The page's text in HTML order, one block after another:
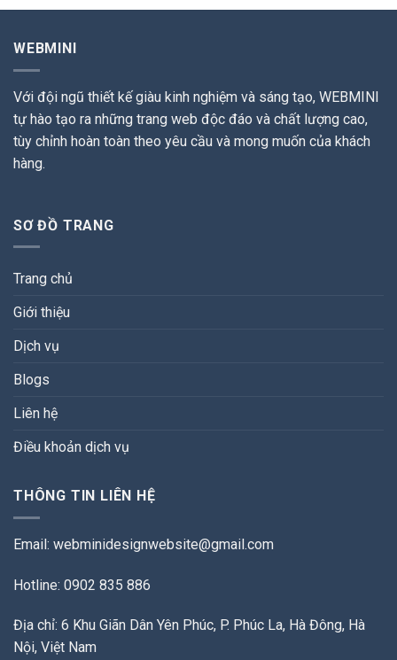
WEBMINI
Với đội ngũ thiết kế giàu kinh nghiệm và sáng tạo, WEBMINI
tự hào tạo ra những trang web độc đáo và chất lượng cao,
tùy chỉnh hoàn toàn theo yêu cầu và mong muốn của khách
hàng.
SƠ ĐỒ TRANG
Trang chủ
Giới thiệu
Dịch vụ
Blogs
Liên hệ
Điều khoản dịch vụ
THÔNG TIN LIÊN HỆ
Email: webminidesignwebsite@gmail.com
Hotline: 0902 835 886
Địa chỉ: 6 Khu Giãn Dân Yên Phúc, P. Phúc La, Hà Đông, Hà
Nội, Việt Nam